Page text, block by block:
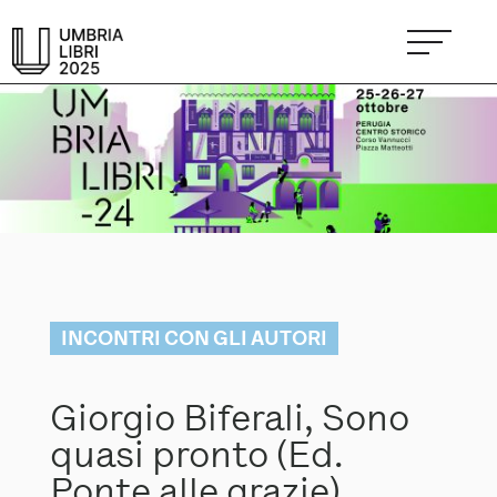
INCONTRI CON GLI AUTORI
Giorgio Biferali, Sono
quasi pronto (Ed.